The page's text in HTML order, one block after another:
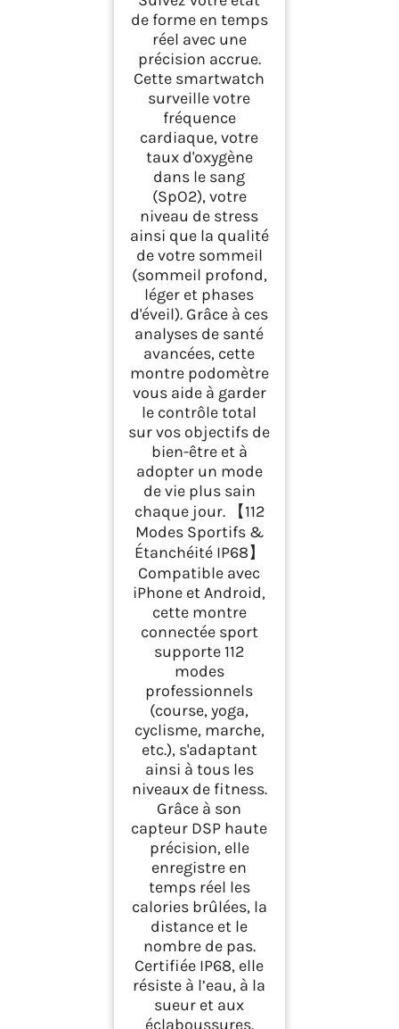
de forme en temps
réel avec une
précision accrue.
Cette smartwatch
surveille votre
fréquence
cardiaque, votre
taux d'oxygène
dans le sang
(SpO2), votre
niveau de stress
ainsi que la qualité
de votre sommeil
(sommeil profond,
léger et phases
d'éveil). Grâce à ces
analyses de santé
avancées, cette
montre podomètre
vous aide à garder
le contrôle total
sur vos objectifs de
bien-être et à
adopter un mode
de vie plus sain
chaque jour. 【112
Modes Sportifs &
Étanchéité IP68】
Compatible avec
iPhone et Android,
cette montre
connectée sport
supporte 112
modes
professionnels
(course, yoga,
cyclisme, marche,
etc.), s'adaptant
ainsi à tous les
niveaux de fitness.
Grâce à son
capteur DSP haute
précision, elle
enregistre en
temps réel les
calories brûlées, la
distance et le
nombre de pas.
Certifiée IP68, elle
résiste à l’eau, à la
sueur et aux
éclaboussures.